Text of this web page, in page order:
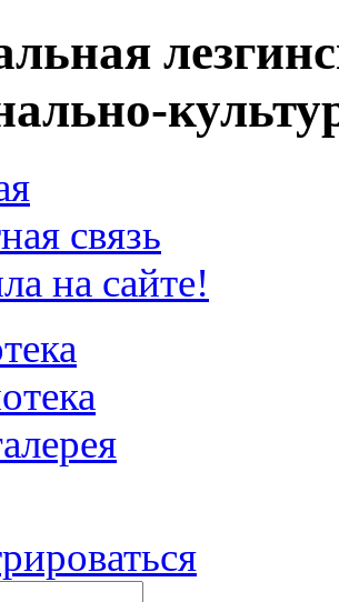
связь
на сайте!